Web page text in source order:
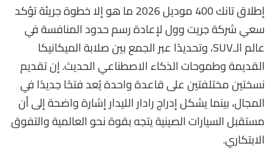
إطلاق تانك 400 موديل 2026 ما هو إلا خطوة جريئة تؤكد
سعي شركة جريت وول لإعادة رسم حدود المنافسة في
عالم الـSUV، وتحديدًا عبر الجمع بين صلابة الميكانيكا
القديمة وطموحات الذكاء الاصطناعي الحديث. إن تقديم
نسختين مختلفتين على قاعدة واحدة يُعد فتحًا جديدًا في
المجال، بينما يشكل إدراج رادار الليدار إشارة واضحة إلى أن
مستقبل السيارات الصينية يتجه بقوة نحو العالمية والتفوق
الابتكاري.